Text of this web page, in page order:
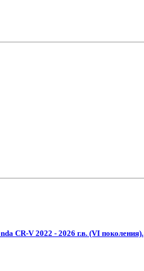
CR-V 2022 - 2026 г.в. (VI поколения).